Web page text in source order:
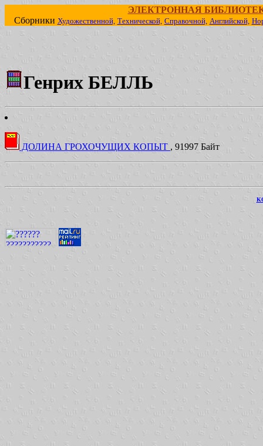
ЭЛЕКТРОННАЯ
Сборники Художественной, Технической, Справочной, Английской,
Генрих БЕЛЛЬ
ДОЛИНА ГРОХОЧУЩИХ КОПЫТ , 91997 Байт